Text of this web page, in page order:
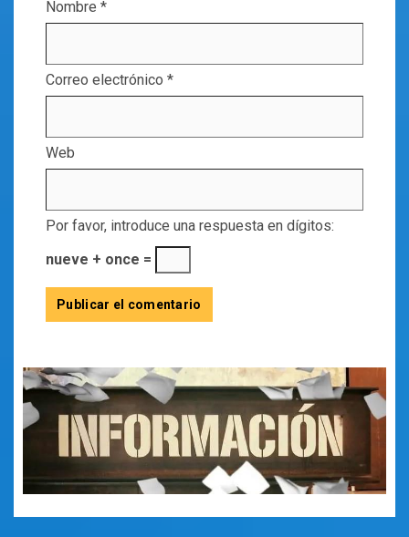
Nombre *
Correo electrónico *
Web
Por favor, introduce una respuesta en dígitos:
nueve + once =